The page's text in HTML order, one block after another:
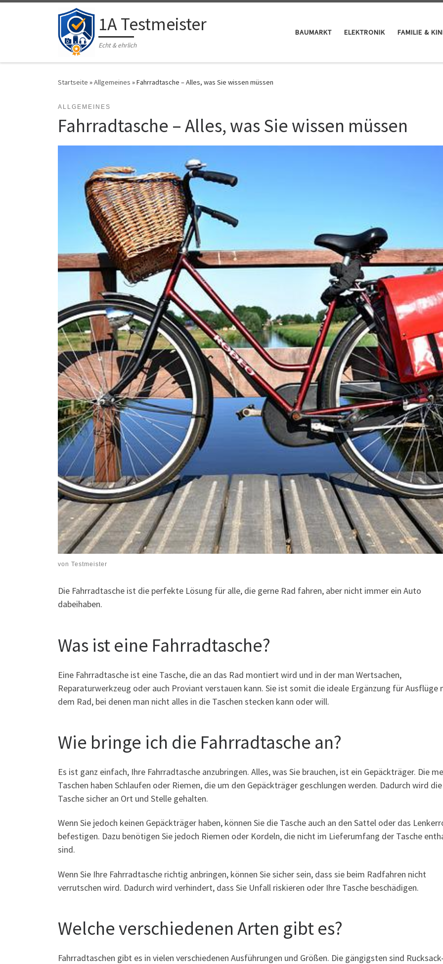
Zum Inhalt springen 1A Testmeister
Echt & ehrlich
BAUMARKT ELEKTRONIK FAMILIE &
Startseite »Allgemeines »Fahrradtasche – Alles, was Sie wissen müssen
ALLGEMEINES
Fahrradtasche – Alles, was Sie wissen müssen
von Testmeister
Die Fahrradtasche ist die perfekte Lösung für alle, die gerne Rad fahren, aber nicht immer ein Auto
dabeihaben.
Was ist eine Fahrradtasche?
Eine Fahrradtasche ist eine Tasche, die an das Rad montiert wird und in der man Wertsachen,
Reparaturwerkzeug oder auch Proviant verstauen kann. Sie ist somit die ideale Ergänzung für Ausflüge
dem Rad, bei denen man nicht alles in die Taschen stecken kann oder will.
Wie bringe ich die Fahrradtasche an?
Es ist ganz einfach, Ihre Fahrradtasche anzubringen. Alles, was Sie brauchen, ist ein Gepäckträger. Die
Taschen haben Schlaufen oder Riemen, die um den Gepäckträger geschlungen werden. Dadurch wird die
Tasche sicher an Ort und Stelle gehalten.
Wenn Sie jedoch keinen Gepäckträger haben, können Sie die Tasche auch an den Sattel oder das
befestigen. Dazu benötigen Sie jedoch Riemen oder Kordeln, die nicht im Lieferumfang der Tasche
sind.
Wenn Sie Ihre Fahrradtasche richtig anbringen, können Sie sicher sein, dass sie beim Radfahren nicht
verrutschen wird. Dadurch wird verhindert, dass Sie Unfall riskieren oder Ihre Tasche beschädigen.
Welche verschiedenen Arten gibt es?
Fahrradtaschen gibt es in vielen verschiedenen Ausführungen und Größen. Die gängigsten sind Rucksack-